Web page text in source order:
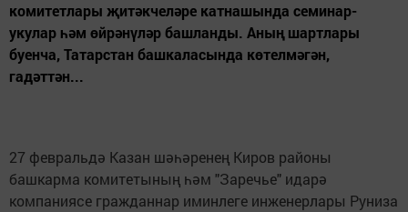
комитетлары җитәкчеләре катнашында семинар-
укулар һәм өйрәнүләр башланды. Аның шартлары
буенча, Татарстан башкаласында көтелмәгән,
гадәттән...
27 февральдә Казан шәһәренең Киров районы
башкарма комитетының һәм "Заречье" идарә
компаниясе гражданнар иминлеге инженерлары Руниза